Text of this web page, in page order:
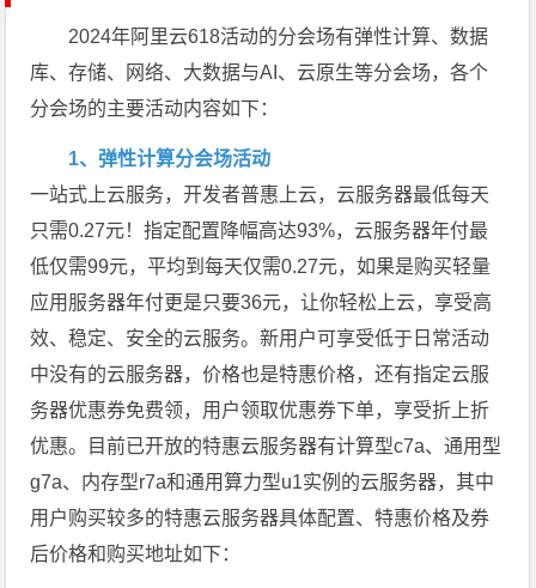
2024年阿里云618活动的分会场有弹性计算、数据
库、存储、网络、大数据与AI、云原生等分会场，各个
分会场的主要活动内容如下：
1、弹性计算分会场活动
一站式上云服务，开发者普惠上云，云服务器最低每天
只需0.27元！指定配置降幅高达93%，云服务器年付最
低仅需99元，平均到每天仅需0.27元，如果是购买轻量
应用服务器年付更是只要36元，让你轻松上云，享受高
效、稳定、安全的云服务。新用户可享受低于日常活动
中没有的云服务器，价格也是特惠价格，还有指定云服
务器优惠券免费领，用户领取优惠券下单，享受折上折
优惠。目前已开放的特惠云服务器有计算型c7a、通用型
g7a、内存型r7a和通用算力型u1实例的云服务器，其中
用户购买较多的特惠云服务器具体配置、特惠价格及券
后价格和购买地址如下：